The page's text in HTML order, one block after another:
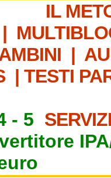
IL
|
|
| TESTI
- 5